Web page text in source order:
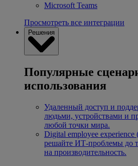
Microsoft Teams
Просмотреть все интеграции
Решения
Популярные
использования
Удаленный доступ и
людьми, устройствами и
любой точки мира.
Digital employee
решайте ИТ-проблемы до
на производительность.